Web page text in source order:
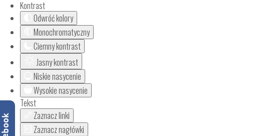
Kontrast
Odwróć kolory
Monochromatyczny
Ciemny kontrast
Jasny kontrast
Niskie nasycenie
Wysokie nasycenie
Tekst
Zaznacz linki
Zaznacz nagłówki